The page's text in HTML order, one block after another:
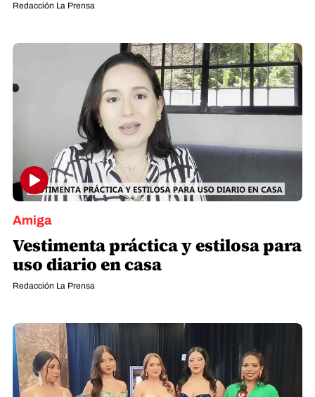
Redacción La Prensa
Amiga
Vestimenta práctica y estilosa para
uso diario en casa
Redacción La Prensa